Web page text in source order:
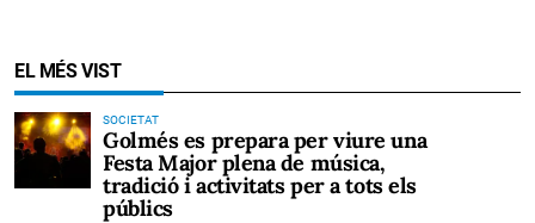
EL MÉS VIST
SOCIETAT
Golmés es prepara per viure una
Festa Major plena de música,
tradició i activitats per a tots els
públics